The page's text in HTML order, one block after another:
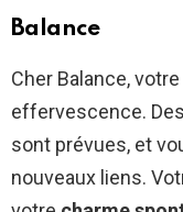
Balance
Cher Balance,
effervescence.
sont prévues, et
nouveaux liens.